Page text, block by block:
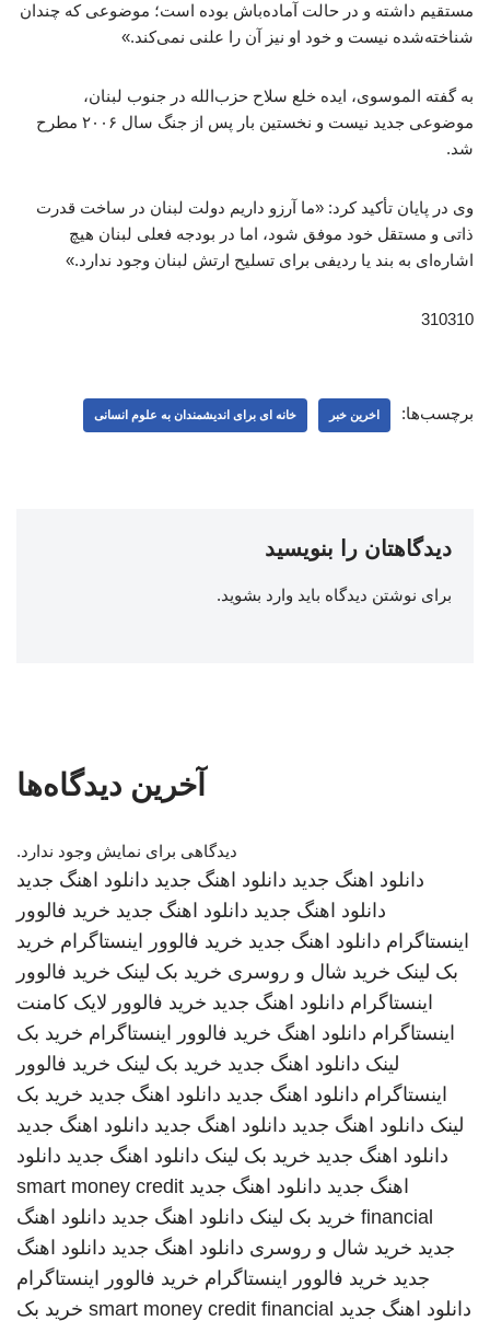
مستقیم داشته و در حالت آماده‌باش بوده است؛ موضوعی که چندان
شناخته‌شده نیست و خود او نیز آن را علنی نمی‌کند.»
به گفته الموسوی، ایده خلع سلاح حزب‌الله در جنوب لبنان،
موضوعی جدید نیست و نخستین بار پس از جنگ سال ۲۰۰۶ مطرح
شد.
وی در پایان تأکید کرد: «ما آرزو داریم دولت لبنان در ساخت قدرت
ذاتی و مستقل خود موفق شود، اما در بودجه فعلی لبنان هیچ
اشاره‌ای به بند یا ردیفی برای تسلیح ارتش لبنان وجود ندارد.»
310310
برچسب‌ها: اخرین خبر خانه ای برای اندیشمندان به علوم انسانی
دیدگاهتان را بنویسید
برای نوشتن دیدگاه باید وارد بشوید.
آخرین دیدگاه‌ها
دیدگاهی برای نمایش وجود ندارد.
دانلود اهنگ جدید دانلود اهنگ جدید دانلود اهنگ جدید
دانلود اهنگ جدید دانلود اهنگ جدید خرید فالوور
اینستاگرام دانلود اهنگ جدید خرید فالوور اینستاگرام خرید
بک لینک خرید شال و روسری خرید بک لینک خرید فالوور
اینستاگرام دانلود اهنگ جدید خرید فالوور لایک کامنت
اینستاگرام دانلود اهنگ خرید فالوور اینستاگرام خرید بک
لینک دانلود اهنگ جدید خرید بک لینک خرید فالوور
اینستاگرام دانلود اهنگ جدید دانلود اهنگ جدید خرید بک
لینک دانلود اهنگ جدید دانلود اهنگ جدید دانلود اهنگ جدید
دانلود اهنگ جدید خرید بک لینک دانلود اهنگ جدید دانلود
اهنگ جدید دانلود اهنگ جدید smart money credit
financial خرید بک لینک دانلود اهنگ جدید دانلود اهنگ
جدید خرید شال و روسری دانلود اهنگ جدید دانلود اهنگ
جدید خرید فالوور اینستاگرام خرید فالوور اینستاگرام
دانلود اهنگ جدید smart money credit financial خرید بک